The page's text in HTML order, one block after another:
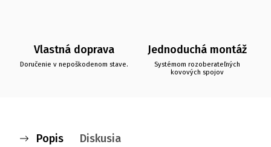
Vlastná doprava
Doručenie v nepoškodenom stave.
Jednoduchá montáž
Systémom rozoberateľných
kovových spojov
Popis Diskusia